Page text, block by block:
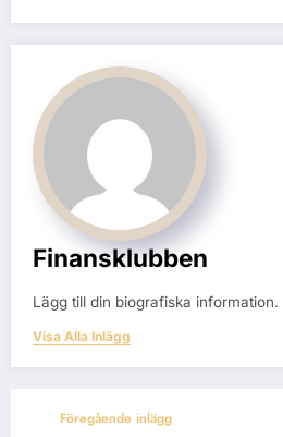
Finansklubben
Lägg till din biografiska information.
Visa Alla Inlägg
Föregående inlägg